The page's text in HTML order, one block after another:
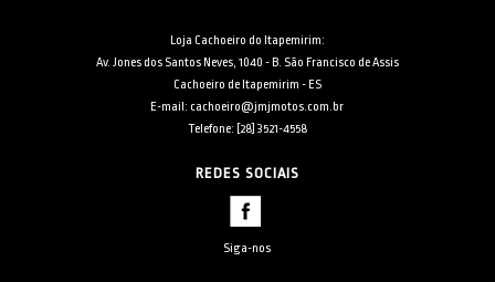
Loja Cachoeiro do Itapemirim:
Av. Jones dos Santos Neves, 1040 - B. São Francisco de Assis
Cachoeiro de Itapemirim - ES
E-mail: cachoeiro@jmjmotos.com.br
Telefone: [28] 3521-4558
REDES SOCIAIS
Siga-nos